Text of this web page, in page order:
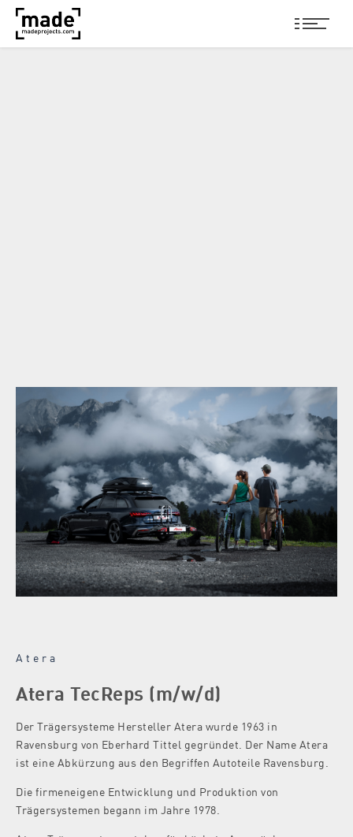
Atera
Atera TecReps (m/w/d)
Der Trägersysteme Hersteller Atera wurde 1963 in
Ravensburg von Eberhard Tittel gegründet. Der Name Atera
ist eine Abkürzung aus den Begriffen Autoteile Ravensburg.
Die firmeneigene Entwicklung und Produktion von
Trägersystemen begann im Jahre 1978.